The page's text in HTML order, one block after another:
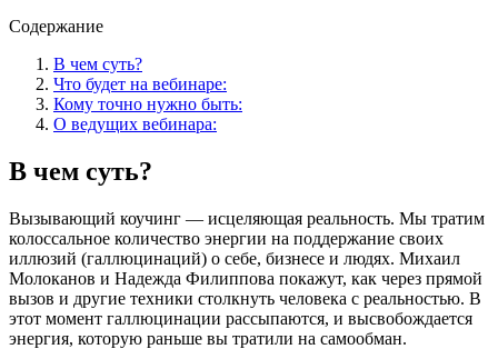
Содержание
В чем суть?
Что будет на вебинаре:
Кому точно нужно быть:
О ведущих вебинара:
В чем суть?
Вызывающий коучинг — исцеляющая реальность. Мы тратим
колоссальное количество энергии на поддержание своих
иллюзий (галлюцинаций) о себе, бизнесе и людях. Михаил
Молоканов и Надежда Филиппова покажут, как через прямой
вызов и другие техники столкнуть человека с реальностью. В
этот момент галлюцинации рассыпаются, и высвобождается
энергия, которую раньше вы тратили на самообман.